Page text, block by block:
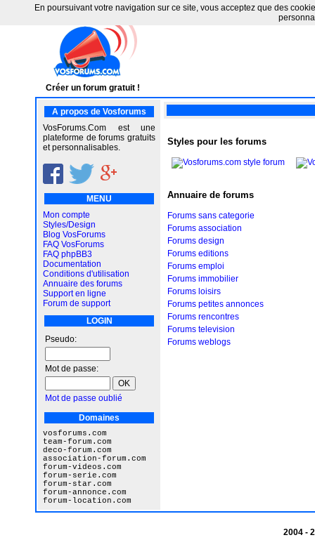
Créer un forum gratuit !
A propos de Vosforums
VosForums.Com est une
plateforme de forums gratuits
et personnalisables.
MENU
Mon compte
Styles/Design
Blog VosForums
FAQ VosForums
FAQ phpBB3
Documentation
Conditions d'utilisation
Annuaire des forums
Support en ligne
Forum de support
LOGIN
Pseudo:
Mot de passe:
Mot de passe oublié
Domaines
vosforums.com
team-forum.com
deco-forum.com
association-forum.com
forum-videos.com
forum-serie.com
forum-star.com
forum-annonce.com
forum-location.com
Styles pour les forums
Annuaire de forums
Forums sans categorie
Forums association
Forums design
Forums editions
Forums emploi
Forums immobilier
Forums loisirs
Forums petites annonces
Forums rencontres
Forums television
Forums weblogs
2004 -
En poursuivant votre navigation sur ce site, vous acceptez que des